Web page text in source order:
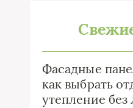
Фасадные
как выбрать
утепление